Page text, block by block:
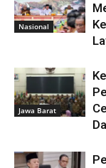
Nasional
Jawa Barat